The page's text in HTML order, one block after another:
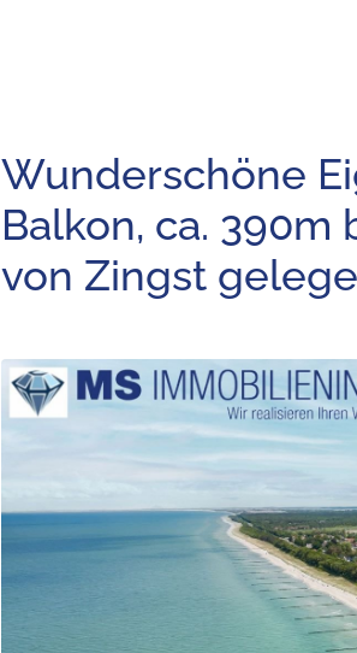
Wunderschöne
Balkon, ca. 390m
von Zingst